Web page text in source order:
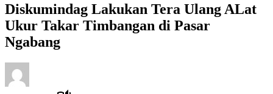
Diskumindag Lakukan Tera Ulang ALat
Ukur Takar Timbangan di Pasar
Ngabang